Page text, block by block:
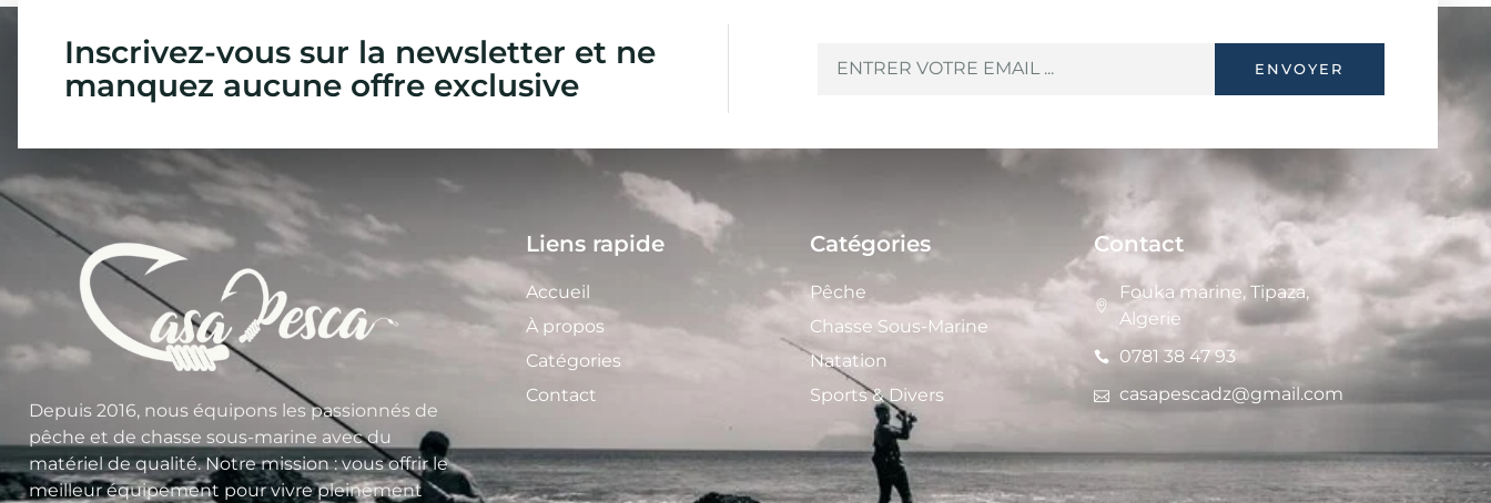
Inscrivez-vous sur la newsletter et ne
manquez aucune offre exclusive
ENVOYER
Depuis 2016, nous équipons les passionnés de
pêche et de chasse sous-marine avec du
matériel de qualité. Notre mission : vous offrir le
meilleur équipement pour vivre pleinement
Liens rapide
Accueil
À propos
Catégories
Contact
Catégories
Pêche
Chasse Sous-Marine
Natation
Sports & Divers
Contact
Fouka marine, Tipaza,
Algerie
0781 38 47 93
casapescadz@gmail.com